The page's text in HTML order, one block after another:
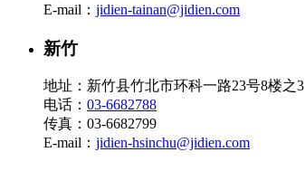
E-mail： jidien-tainan@jidien.com
新竹
地址：新竹县竹北市环科一路23号8楼之3
电话： 03-6682788
传真：03-6682799
E-mail： jidien-hsinchu@jidien.com